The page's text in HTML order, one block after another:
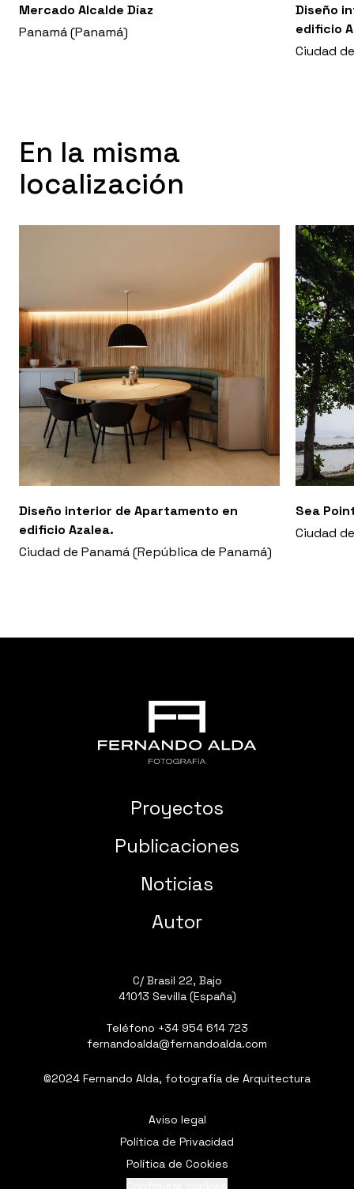
Mercado Alcalde Díaz
Panamá (Panamá)
Diseño
edificio
Ciudad
En la misma
localización
Diseño interior de Apartamento en
edificio Azalea.
Ciudad de Panamá (República de Panamá)
Sea
Ciudad
Proyectos
Publicaciones
Noticias
Autor
C/ Brasil 22, Bajo
41013 Sevilla (España)
Teléfono +34 954 614 723
fernandoalda@fernandoalda.com
©2024 Fernando Alda, fotografía de Arquitectura
Aviso legal
Política de Privacidad
Política de Cookies